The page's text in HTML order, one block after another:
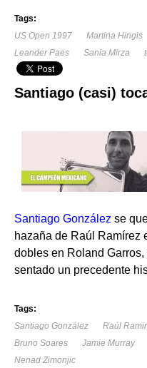
Tags:
US Open 1997
Martina Hingis
Leander Paes
Sania Mirza
Santiago (casi)
Santiago González se
hazaña de Raúl Ramírez
dobles en Roland
sentado un precedente
Tags:
Santiago González
Raúl
Bruno Soares
Jamie Murray
Nenad Zimonjic